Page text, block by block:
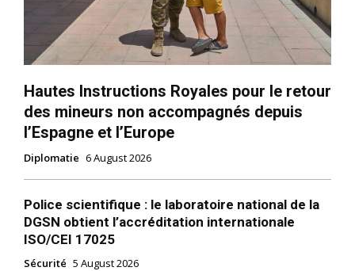
Hautes Instructions Royales pour le retour
des mineurs non accompagnés depuis
l’Espagne et l’Europe
Diplomatie 6 August 2026
Police scientifique : le laboratoire national de la
DGSN obtient l’accréditation internationale
ISO/CEI 17025
Sécurité 5 August 2026